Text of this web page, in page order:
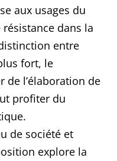
aux usages du
dans la
entre
fort, le
de l’élaboration de
profiter du
de société et
explore la